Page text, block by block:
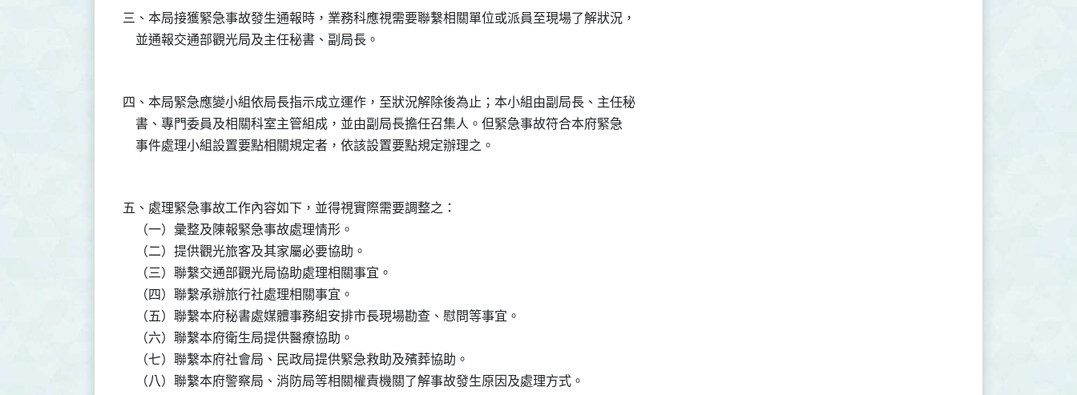
三、本局接獲緊急事故發生通報時，業務科應視需要聯繫相關單位或派員至現場了解狀況，
四、本局緊急應變小組依局長指示成立運作，至狀況解除後為止；本小組由副局長、主任秘
    書、專門委員及相關科室主管組成，並由副局長擔任召集人。但緊急事故符合本府緊急
五、處理緊急事故工作內容如下，並得視實際需要調整之：
    （一）彙整及陳報緊急事故處理情形。
    （二）提供觀光旅客及其家屬必要協助。
    （三）聯繫交通部觀光局協助處理相關事宜。
    （四）聯繫承辦旅行社處理相關事宜。
    （五）聯繫本府秘書處媒體事務組安排市長現場勘查、慰問等事宜。
    （六）聯繫本府衛生局提供醫療協助。
    （七）聯繫本府社會局、民政局提供緊急救助及殯葬協助。
    （八）聯繫本府警察局、消防局等相關權責機關了解事故發生原因及處理方式。